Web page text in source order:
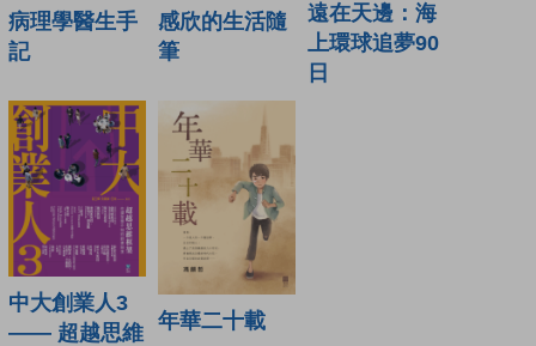
病理學醫生手
記
感欣的生活隨
筆
遠在天邊：海
上環球追夢90
日
中大創業人3
—— 超越思維
年華二十載